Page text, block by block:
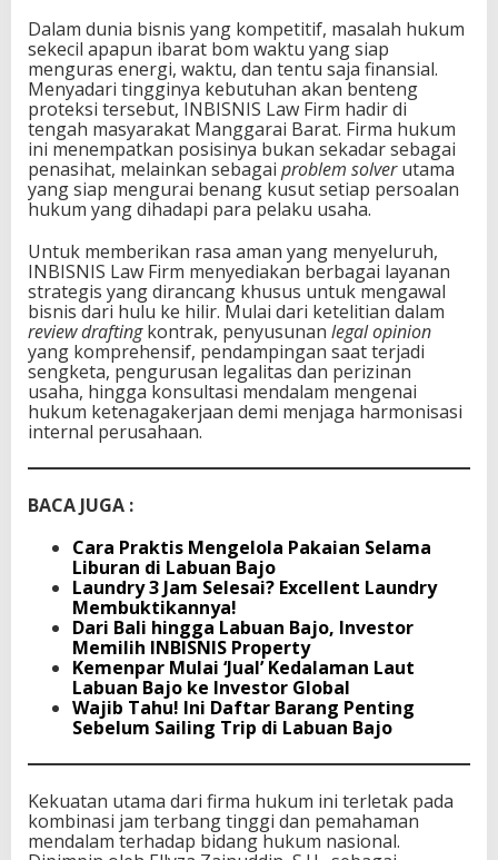
a
n
g
-
b
a
y
a
n
g
S
e
n
g
k
e
t
a
H
u
k
u
Dalam dunia bisnis yang kompetitif, masalah hukum
sekecil apapun ibarat bom waktu yang siap
menguras energi, waktu, dan tentu saja finansial.
Menyadari tingginya kebutuhan akan benteng
proteksi tersebut, INBISNIS Law Firm hadir di
tengah masyarakat Manggarai Barat. Firma hukum
ini menempatkan posisinya bukan sekadar sebagai
penasihat, melainkan sebagai problem solverutama
yang siap mengurai benang kusut setiap persoalan
hukum yang dihadapi para pelaku usaha.
Untuk memberikan rasa aman yang menyeluruh,
INBISNIS Law Firm menyediakan berbagai layanan
strategis yang dirancang khusus untuk mengawal
bisnis dari hulu ke hilir. Mulai dari ketelitian dalam
review draftingkontrak, penyusunan legal opinion
yang komprehensif, pendampingan saat terjadi
sengketa, pengurusan legalitas dan perizinan
usaha, hingga konsultasi mendalam mengenai
hukum ketenagakerjaan demi menjaga harmonisasi
internal perusahaan.
BACA JUGA :
Cara Praktis Mengelola Pakaian Selama
Liburan di Labuan Bajo
Laundry 3 Jam Selesai? Excellent Laundry
Membuktikannya!
Dari Bali hingga Labuan Bajo, Investor
Memilih INBISNIS Property
Kemenpar Mulai ‘Jual’ Kedalaman Laut
Labuan Bajo ke Investor Global
Wajib Tahu! Ini Daftar Barang Penting
Sebelum Sailing Trip di Labuan Bajo
Kekuatan utama dari firma hukum ini terletak pada
kombinasi jam terbang tinggi dan pemahaman
mendalam terhadap bidang hukum nasional.